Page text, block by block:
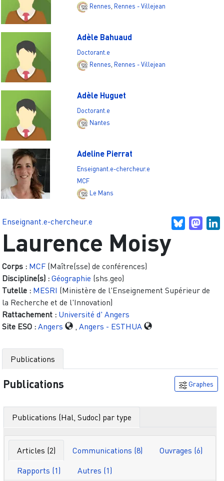
Rennes, Rennes - Villejean
Adèle Bahuaud
Doctorant.e
Rennes, Rennes - Villejean
Adèle Huguet
Doctorant.e
Nantes
Adeline Pierrat
Enseignant.e-chercheur.e
MCF
Le Mans
Bluesky
Enseignant.e-chercheur.e
Laurence Moisy
Corps : MCF (Maître(sse) de conférences)
Discipline(s) : Géographie (shs.geo)
Tutelle : MESRI (Ministère de l'Enseignement Supérieur de
la Recherche et de l'Innovation)
Rattachement : Université d' Angers
Site ESO : Angers Angers - ESTHUA
Publications
Publications Graphes
Publications (Hal, Sudoc) par type
Articles (2) Communications (8)
Ouvrages (6)
Rapports (1)
Autres (1)